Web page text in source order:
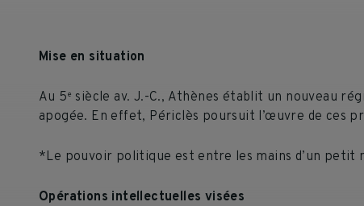
Mise en situation
Au 5e siècle av. J.-C., Athènes établit un nouveau
apogée. En effet, Périclès poursuit l’œuvre de ces
*Le pouvoir politique est entre les mains d’un petit
Opérations intellectuelles visées